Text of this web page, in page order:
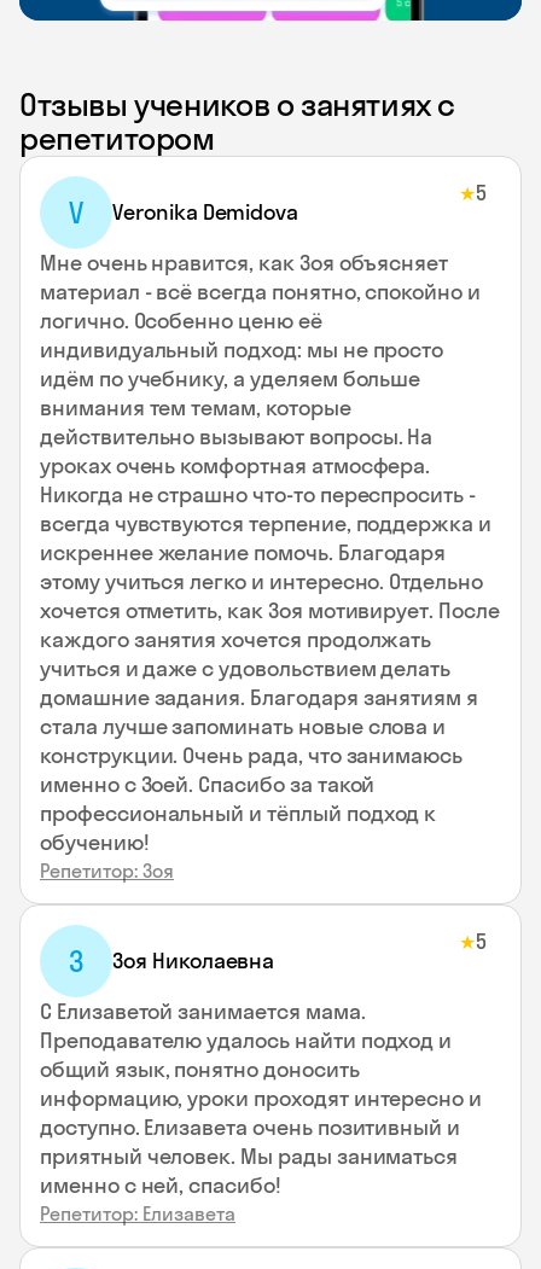
Отзывы учеников о занятиях с
репетитором
V Veronika Demidova
★5
Мне очень нравится, как Зоя объясняет
материал - всё всегда понятно, спокойно и
логично. Особенно ценю её
индивидуальный подход: мы не просто
идём по учебнику, а уделяем больше
внимания тем темам, которые
действительно вызывают вопросы. На
уроках очень комфортная атмосфера.
Никогда не страшно что-то переспросить -
всегда чувствуются терпение, поддержка и
искреннее желание помочь. Благодаря
этому учиться легко и интересно. Отдельно
хочется отметить, как Зоя мотивирует. После
каждого занятия хочется продолжать
учиться и даже с удовольствием делать
домашние задания. Благодаря занятиям я
стала лучше запоминать новые слова и
конструкции. Очень рада, что занимаюсь
именно с Зоей. Спасибо за такой
профессиональный и тёплый подход к
обучению!
Репетитор: Зоя
З Зоя Николаевна
★5
С Елизаветой занимается мама.
Преподавателю удалось найти подход и
общий язык, понятно доносить
информацию, уроки проходят интересно и
доступно. Елизавета очень позитивный и
приятный человек. Мы рады заниматься
именно с ней, спасибо!
Репетитор: Елизавета